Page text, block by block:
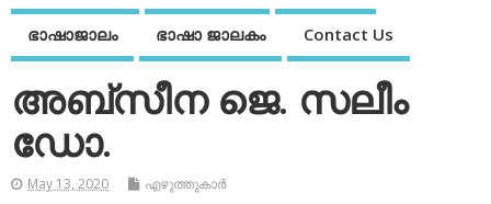
ഭാഷാജാലം ഭാഷാ ജാലകം Contact Us
അബ്‌സീന ജെ. സലീം
ഡോ.
May 13, 2020 എഴുത്തുകാര്‍